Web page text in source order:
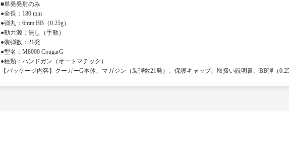
■単発発射のみ
●全長：180 mm
●弾丸：6mm BB（0.25g）
●動力源：無し（手動）
●装弾数：21発
●型名：M8000 CougarG
●種類：ハンドガン（オートマチック）
【パッケージ内容】クーガーG本体、マガジン（装弾数21発）、保護キャップ、取扱い説明書、BB弾（